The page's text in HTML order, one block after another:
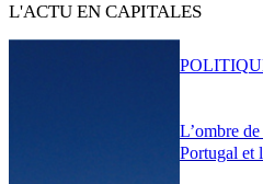
L'ACTU EN CAPITALES
L’ombre
Portugal et